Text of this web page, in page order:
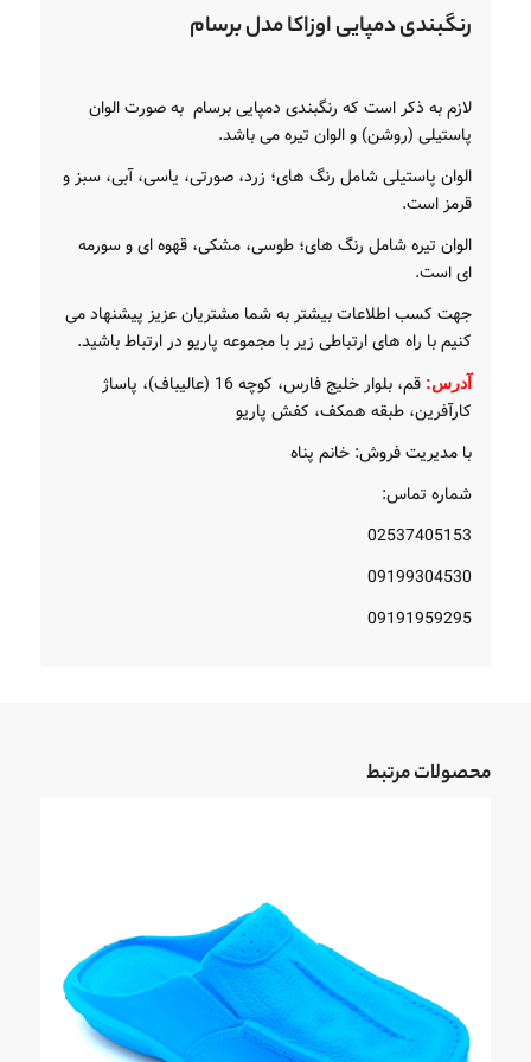
رنگبندی دمپایی اوزاکا مدل برسام
لازم به ذکر است که رنگبندی دمپایی برسام به صورت الوان
پاستیلی (روشن) و الوان تیره می باشد.
الوان پاستیلی شامل رنگ های؛ زرد، صورتی، یاسی، آبی، سبز و
قرمز است.
الوان تیره شامل رنگ های؛ طوسی، مشکی، قهوه ای و سورمه
ای است.
جهت کسب اطلاعات بیشتر به شما مشتریان عزیز پیشنهاد می
کنیم با راه های ارتباطی زیر با مجموعه پاریو در ارتباط باشید.
آدرس:
قم، بلوار خلیج فارس، کوچه 16 (عالیباف)، پاساژ
کارآفرین، طبقه همکف، کفش پاریو
با مدیریت فروش: خانم پناه
شماره تماس:
02537405153
09199304530
09191959295
محصولات مرتبط